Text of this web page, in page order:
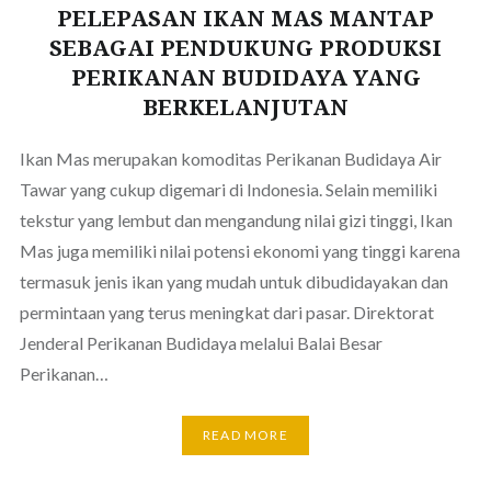
PELEPASAN IKAN MAS MANTAP
SEBAGAI PENDUKUNG PRODUKSI
PERIKANAN BUDIDAYA YANG
BERKELANJUTAN
Ikan Mas merupakan komoditas Perikanan Budidaya Air
Tawar yang cukup digemari di Indonesia. Selain memiliki
tekstur yang lembut dan mengandung nilai gizi tinggi, Ikan
Mas juga memiliki nilai potensi ekonomi yang tinggi karena
termasuk jenis ikan yang mudah untuk dibudidayakan dan
permintaan yang terus meningkat dari pasar. Direktorat
Jenderal Perikanan Budidaya melalui Balai Besar
Perikanan…
READ MORE